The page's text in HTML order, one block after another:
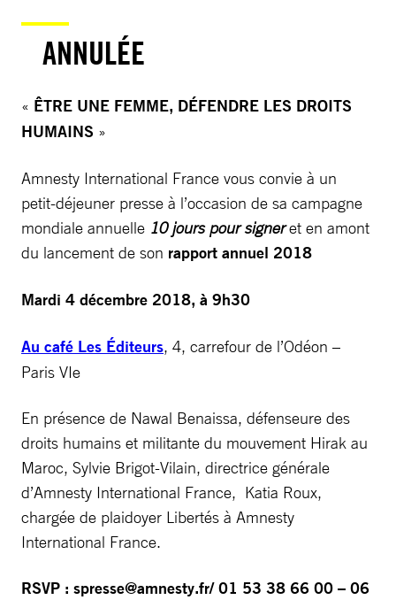
ANNULÉE
« ÊTRE UNE FEMME, DÉFENDRE LES DROITS
HUMAINS »
Amnesty International France vous convie à un
petit-déjeuner presse à l’occasion de sa campagne
mondiale annuelle 10 jours pour signer et en amont
du lancement de son rapport annuel 2018
Mardi 4 décembre 2018, à 9h30
Au café Les Éditeurs, 4, carrefour de l’Odéon –
Paris VIe
En présence de Nawal Benaissa, défenseure des
droits humains et militante du mouvement Hirak au
Maroc, Sylvie Brigot-Vilain, directrice générale
d’Amnesty International France, Katia Roux,
chargée de plaidoyer Libertés à Amnesty
International France.
RSVP : spresse@amnesty.fr/ 01 53 38 66 00 – 06